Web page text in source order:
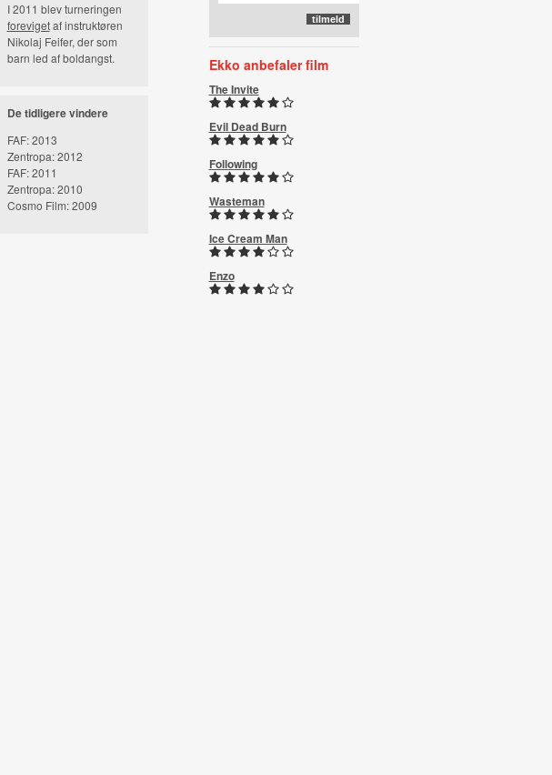
I 2011 blev turneringen
forevigetaf instruktøren
Nikolaj Feifer, der som
barn led af boldangst.
De tidligere vindere
FAF: 2013
Zentropa: 2012
FAF: 2011
Zentropa: 2010
Cosmo Film: 2009
Ekko anbefaler film
The Invite
Evil Dead Burn
Following
Wasteman
Ice Cream Man
Enzo